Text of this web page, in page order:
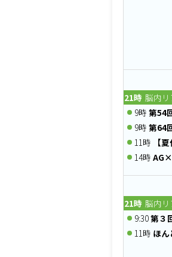
21時 脳内
9時 第54
9時 第64
11時
【
14時
21時 脳内
9:30第３
11時 ほ